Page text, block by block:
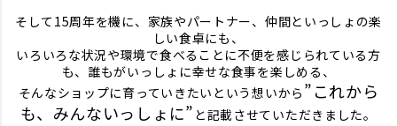
そして15周年を機に、家族やパートナー、仲間といっしょの楽
しい食卓にも、
いろいろな状況や環境で食べることに不便を感じられている方
も、誰もがいっしょに幸せな食事を楽しめる、
そんなショップに育っていきたいという想いから ”これから
も、みんないっしょに” と記載させていただきました。